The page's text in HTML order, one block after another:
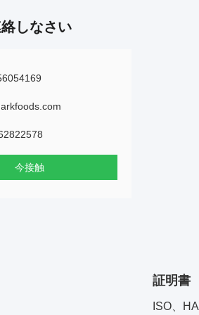
しなさい
今接触
証明書
ISO、